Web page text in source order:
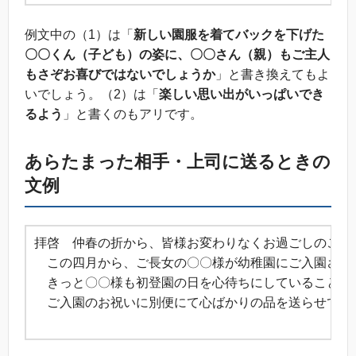
例文中の（1）は「 新しい園服を着てバックを下げた
〇〇くん（子ども）の姿に、〇〇さん（親）もご主人
もさぞお喜びではないでしょうか」と書き換えてもよ
いでしょう。（2）は「 楽しい思い出がいっぱいでき
るよう 」と書くのもアリです。
あらたまった相手・上司に送るときの
文例
拝啓 仲春の折から、皆様お変わりなくお過ごしのこと
この四月から、ご長女の〇〇様が幼稚園にご入園さ
きっと〇〇様も初登園の日を心待ちにしていること
ご入園のお祝いに別便にて心ばかりの品を送らせて